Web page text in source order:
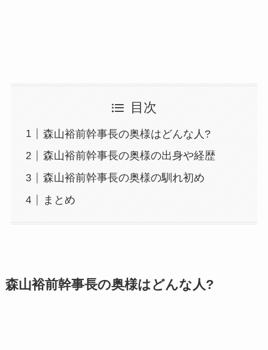
目次
森山裕前幹事長の奥様はどんな人?
森山裕前幹事長の奥様の出身や経歴
森山裕前幹事長の奥様の馴れ初め
まとめ
森山裕前幹事長の奥様はどんな人?